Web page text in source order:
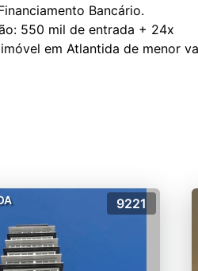
Bancário.
550 mil de entrada + 24x
9221